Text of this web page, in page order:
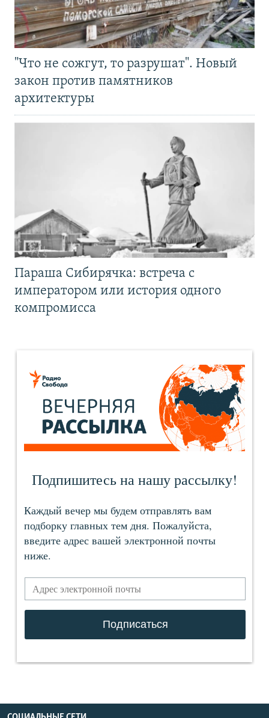
"Что не сожгут, то разрушат". Новый
закон против памятников
архитектуры
Параша Сибирячка: встреча с
императором или история одного
компромисса